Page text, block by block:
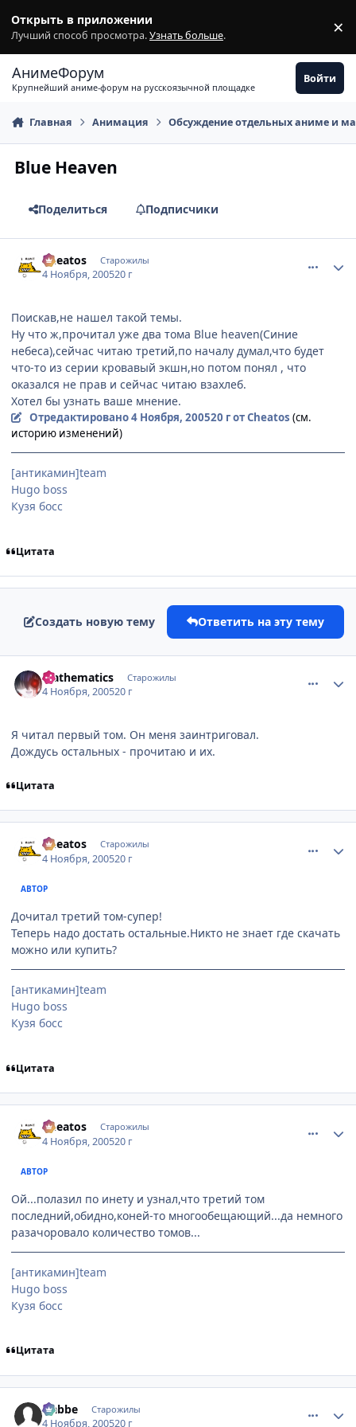
Открыть в приложении
Лучший способ просмотра.Узнать больше. ×
АнимеФорум
Крупнейший аниме-форум на русскоязычной площадке
Войти
Главная Анимация Обсуждение отдельных аниме и
Blue Heaven
Поделиться Подписчики
Cheatos Старожилы
4 Ноября, 200520 г
Поискав,не нашел такой темы.
Ну что ж,прочитал уже два тома Blue heaven(Синие
небеса),сейчас читаю третий,по началу думал,что будет
что-то из серии кровавый экшн,но потом понял , что
оказался не прав и сейчас читаю взахлеб.
Хотел бы узнать ваше мнение.
Отредактировано4 Ноября, 200520 гот Cheatos (см.
историю изменений)
[антикамин]team
Hugo boss
Кузя босс
Цитата
Создать новую тему Ответить на эту тему
Mathematics Старожилы
4 Ноября, 200520 г
Я читал первый том. Он меня заинтриговал.
Дождусь остальных - прочитаю и их.
Цитата
Cheatos Старожилы
4 Ноября, 200520 г
АВТОР
Дочитал третий том-супер!
Теперь надо достать остальные.Никто не знает где скачать
можно или купить?
[антикамин]team
Hugo boss
Кузя босс
Цитата
Cheatos Старожилы
4 Ноября, 200520 г
АВТОР
Ой...полазил по инету и узнал,что третий том
последний,обидно,коней-то многообещающий...да немного
разачоровало количество томов...
[антикамин]team
Hugo boss
Кузя босс
Цитата
Nabbe Старожилы
4 Ноября, 200520 г